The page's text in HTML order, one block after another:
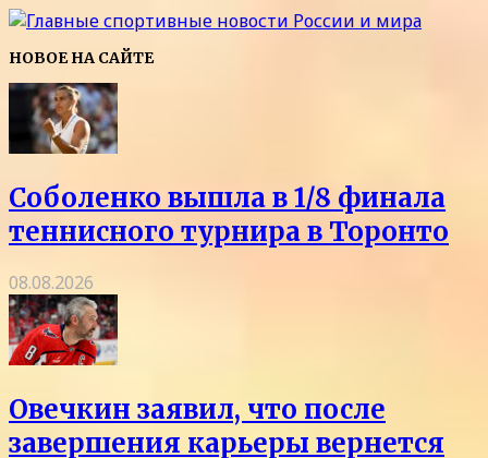
НОВОЕ НА САЙТЕ
Соболенко вышла в 1/8 финала
теннисного турнира в Торонто
08.08.2026
Овечкин заявил, что после
завершения карьеры вернется